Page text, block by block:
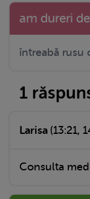
am dureri
întreabă rusu
1
Larisa (13:21,
Consulta